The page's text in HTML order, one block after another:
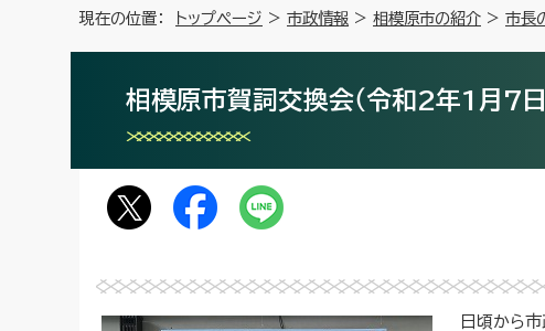
現在の位置： トップページ > 市政情報 > 相模原市の紹介 > 市長
相模原市賀詞交換会（令和2年1月7日
日頃から